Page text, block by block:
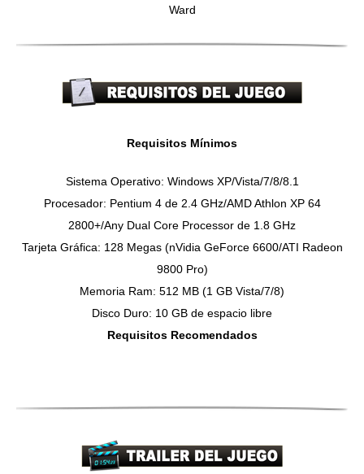
Ward
Requisitos Mínimos
Sistema Operativo: Windows XP/Vista/7/8/8.1
Procesador: Pentium 4 de 2.4 GHz/AMD Athlon XP 64
2800+/Any Dual Core Processor de 1.8 GHz
Tarjeta Gráfica: 128 Megas (nVidia GeForce 6600/ATI Radeon
9800 Pro)
Memoria Ram: 512 MB (1 GB Vista/7/8)
Disco Duro: 10 GB de espacio libre
Requisitos Recomendados